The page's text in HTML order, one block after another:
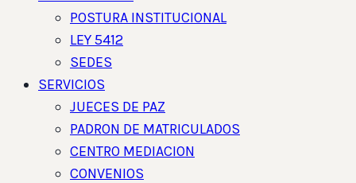
POSTURA INSTITUCIONAL
LEY 5412
SEDES
SERVICIOS
JUECES DE PAZ
PADRON DE MATRICULADOS
CENTRO MEDIACION
CONVENIOS